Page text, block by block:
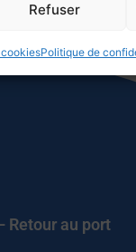
Refuser
Politique de
Retour au port